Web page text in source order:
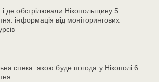
де обстрілювали Нікопольщину 5
інформація від моніторингових
спека: якою буде погода у Нікополі 6